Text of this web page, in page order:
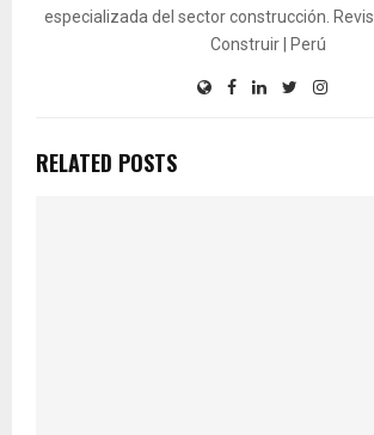
especializada del sector construcción.
Construir | Perú
RELATED POSTS